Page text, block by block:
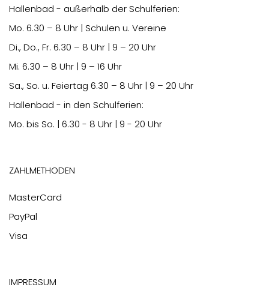
Hallenbad - außerhalb der Schulferien:
Mo. 6.30 – 8 Uhr | Schulen u. Vereine
Di., Do., Fr. 6.30 – 8 Uhr | 9 – 20 Uhr
Mi. 6.30 – 8 Uhr | 9 – 16 Uhr
Sa., So. u. Feiertag 6.30 – 8 Uhr | 9 – 20 Uhr
Hallenbad - in den Schulferien:
Mo. bis So. | 6.30 - 8 Uhr | 9 - 20 Uhr
Zahlmethoden
MasterCard
PayPal
Visa
Impressum